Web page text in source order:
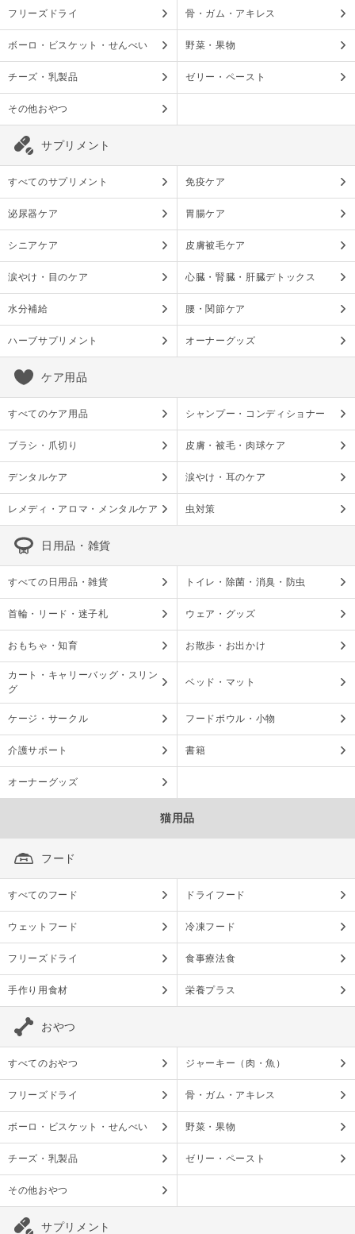
フリーズドライ 骨・ガム・アキレス
ボーロ・ビスケット・せんべい 野菜・果物
チーズ・乳製品 ゼリー・ペースト
その他おやつ
サプリメント
すべてのサプリメント 免疫ケア
泌尿器ケア 胃腸ケア
シニアケア 皮膚被毛ケア
涙やけ・目のケア 心臓・腎臓・肝臓デトックス
水分補給 腰・関節ケア
ハーブサプリメント オーナーグッズ
ケア用品
すべてのケア用品 シャンプー・コンディショナー
ブラシ・爪切り 皮膚・被毛・肉球ケア
デンタルケア 涙やけ・耳のケア
レメディ・アロマ・メンタルケア 虫対策
日用品・雑貨
すべての日用品・雑貨 トイレ・除菌・消臭・防虫
首輪・リード・迷子札 ウェア・グッズ
おもちゃ・知育 お散歩・お出かけ
カート・キャリーバッグ・スリン
グ
ベッド・マット
ケージ・サークル フードボウル・小物
介護サポート 書籍
オーナーグッズ
猫用品
フード
すべてのフード ドライフード
ウェットフード 冷凍フード
フリーズドライ 食事療法食
手作り用食材 栄養プラス
おやつ
すべてのおやつ ジャーキー（肉・魚）
フリーズドライ 骨・ガム・アキレス
ボーロ・ビスケット・せんべい 野菜・果物
チーズ・乳製品 ゼリー・ペースト
その他おやつ
サプリメント